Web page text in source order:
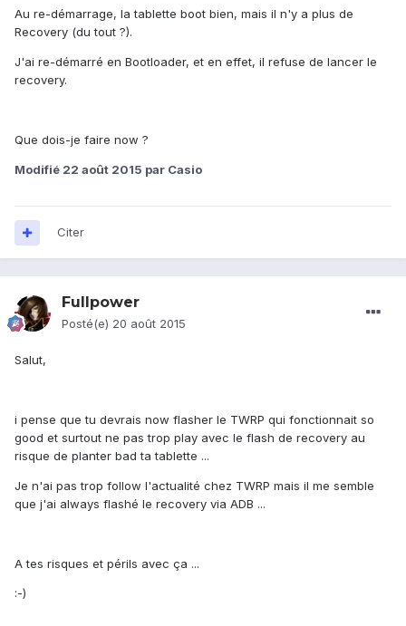
Au re-démarrage, la tablette boot bien, mais il n'y a plus de
Recovery (du tout ?).
J'ai re-démarré en Bootloader, et en effet, il refuse de lancer le
recovery.
Que dois-je faire now ?
Modifié 22 août 2015 par Casio
Citer
Fullpower
Posté(e) 20 août 2015
Salut,
i pense que tu devrais now flasher le TWRP qui fonctionnait so
good et surtout ne pas trop play avec le flash de recovery au
risque de planter bad ta tablette ...
Je n'ai pas trop follow l'actualité chez TWRP mais il me semble
que j'ai always flashé le recovery via ADB ...
A tes risques et périls avec ça ...
:-)